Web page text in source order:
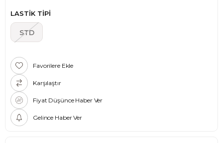
LASTİK TİPİ
STD
Favorilere Ekle
Karşılaştır
Fiyat Düşünce Haber Ver
Gelince Haber Ver